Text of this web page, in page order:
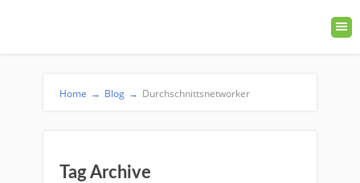
Home → Blog → Durchschnittsnetworker
Tag Archive